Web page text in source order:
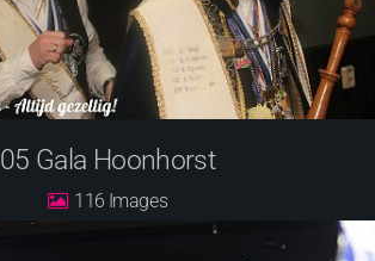
05 Gala Hoonhorst
116